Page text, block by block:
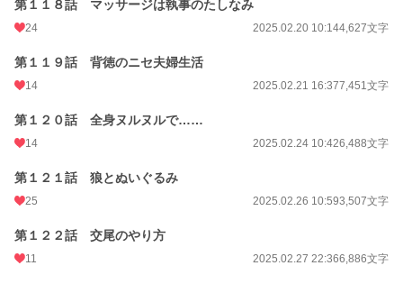
第１１８話 マッサージは執事のたしなみ
24 2025.02.20 10:144,627文字
第１１９話 背徳のニセ夫婦生活
14 2025.02.21 16:377,451文字
第１２０話 全身ヌルヌルで……
14 2025.02.24 10:426,488文字
第１２１話 狼とぬいぐるみ
25 2025.02.26 10:593,507文字
第１２２話 交尾のやり方
11 2025.02.27 22:366,886文字